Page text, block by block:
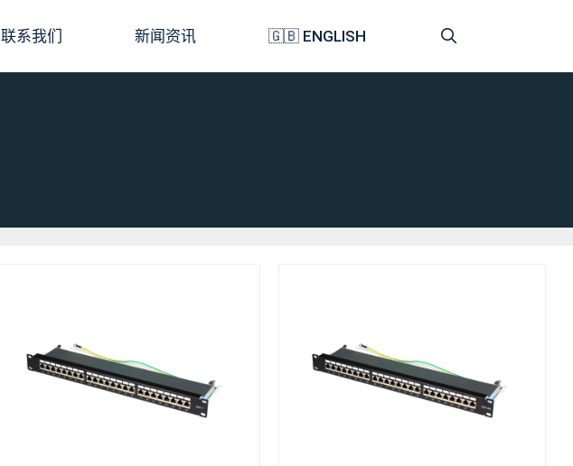
联系我们 新闻资讯 🇬🇧 ENGLISH